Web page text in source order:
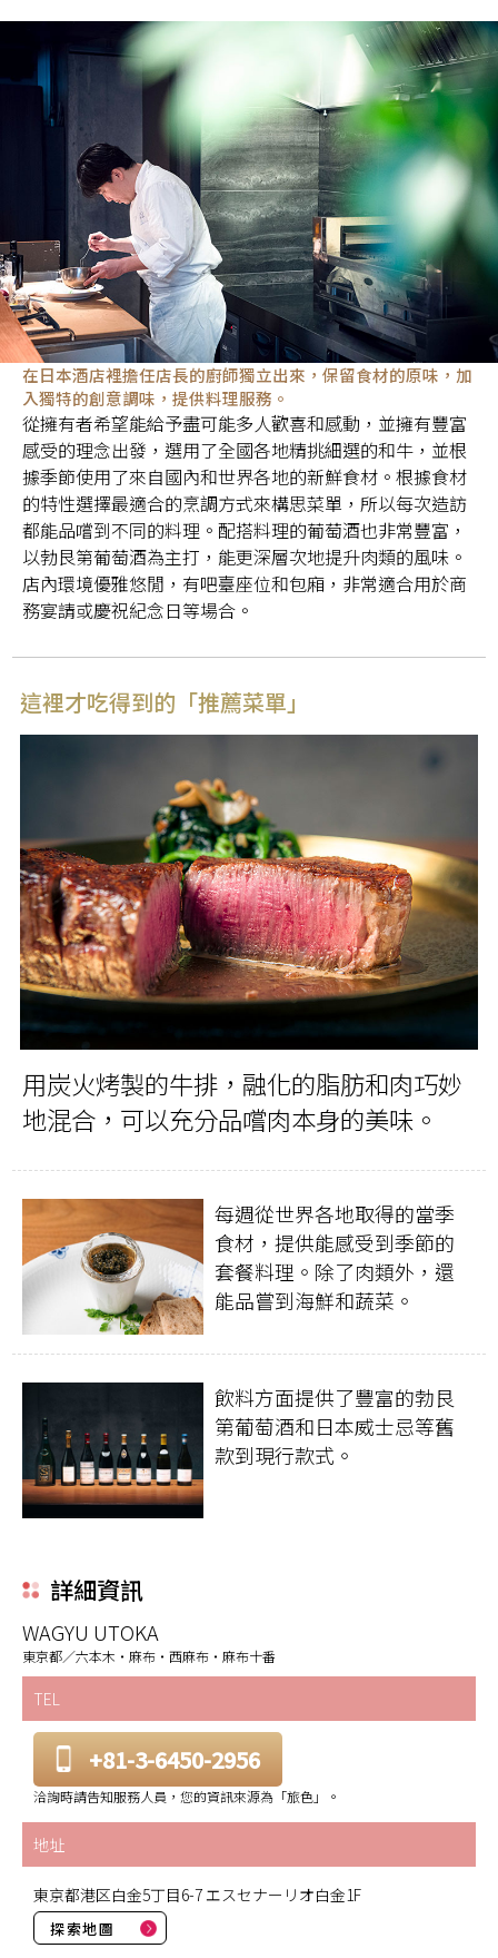
在日本酒店裡擔任店長的廚師獨立出來，保留食材的原味，加
入獨特的創意調味，提供料理服務。
從擁有者希望能給予盡可能多人歡喜和感動，並擁有豐富
感受的理念出發，選用了全國各地精挑細選的和牛，並根
據季節使用了來自國內和世界各地的新鮮食材。根據食材
的特性選擇最適合的烹調方式來構思菜單，所以每次造訪
都能品嚐到不同的料理。配搭料理的葡萄酒也非常豐富，
以勃艮第葡萄酒為主打，能更深層次地提升肉類的風味。
店內環境優雅悠閒，有吧臺座位和包廂，非常適合用於商
務宴請或慶祝紀念日等場合。
這裡才吃得到的「推薦菜單」
用炭火烤製的牛排，融化的脂肪和肉巧妙
地混合，可以充分品嚐肉本身的美味。
每週從世界各地取得的當季
食材，提供能感受到季節的
套餐料理。除了肉類外，還
能品嘗到海鮮和蔬菜。
飲料方面提供了豐富的勃艮
第葡萄酒和日本威士忌等舊
款到現行款式。
詳細資訊
WAGYU UTOKA
東京都／六本木・麻布・西麻布・麻布十番
TEL
+81-3-6450-2956
洽詢時請告知服務人員，您的資訊來源為「旅色」。
地址
東京都港区白金5丁目6-7 エスセナーリオ白金1F
探索地圖